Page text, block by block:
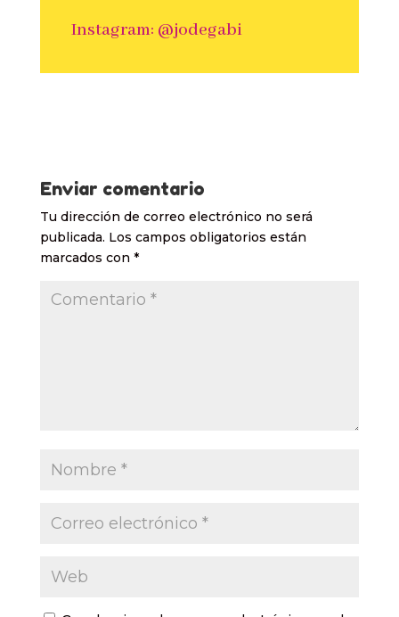
Instagram: @jodegabi
Enviar comentario
Tu dirección de correo electrónico no será
publicada. Los campos obligatorios están
marcados con *